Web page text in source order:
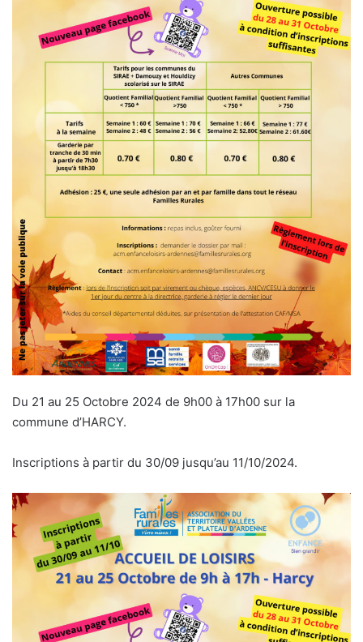
Du 21 au 25 Octobre 2024 de 9h00 à 17h00 sur la
commune d’HARCY.
Inscriptions à partir du 30/09 jusqu’au 11/10/2024.